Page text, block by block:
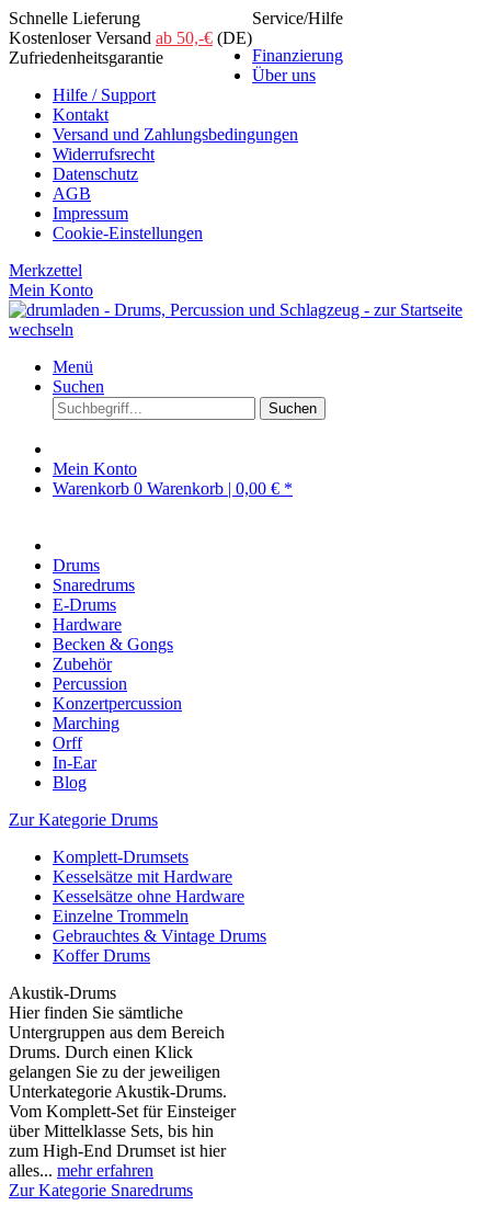
Schnelle Lieferung
Kostenloser Versand ab 50,-€ (DE)
Zufriedenheitsgarantie
Service/Hilfe
Finanzierung
Über uns
Hilfe / Support
Kontakt
Versand und Zahlungsbedingungen
Widerrufsrecht
Datenschutz
AGB
Impressum
Cookie-Einstellungen
Merkzettel
Mein Konto
Menü
Suchen
Suchen
Mein Konto
Warenkorb 0 Warenkorb | 0,00 € *
Drums
Snaredrums
E-Drums
Hardware
Becken & Gongs
Zubehör
Percussion
Konzertpercussion
Marching
Orff
In-Ear
Blog
Zur Kategorie Drums
Komplett-Drumsets
Kesselsätze mit Hardware
Kesselsätze ohne Hardware
Einzelne Trommeln
Gebrauchtes & Vintage Drums
Koffer Drums
Akustik-Drums
Hier finden Sie sämtliche
Untergruppen aus dem Bereich
Drums. Durch einen Klick
gelangen Sie zu der jeweiligen
Unterkategorie Akustik-Drums.
Vom Komplett-Set für Einsteiger
über Mittelklasse Sets, bis hin
zum High-End Drumset ist hier
alles... mehr erfahren
Zur Kategorie Snaredrums